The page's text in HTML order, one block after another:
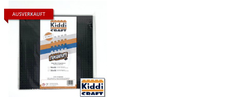
AUSVERKAUFT